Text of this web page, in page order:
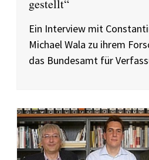
gestellt“
Ein Interview mit
Michael Wala zu ihrem
das Bundesamt für